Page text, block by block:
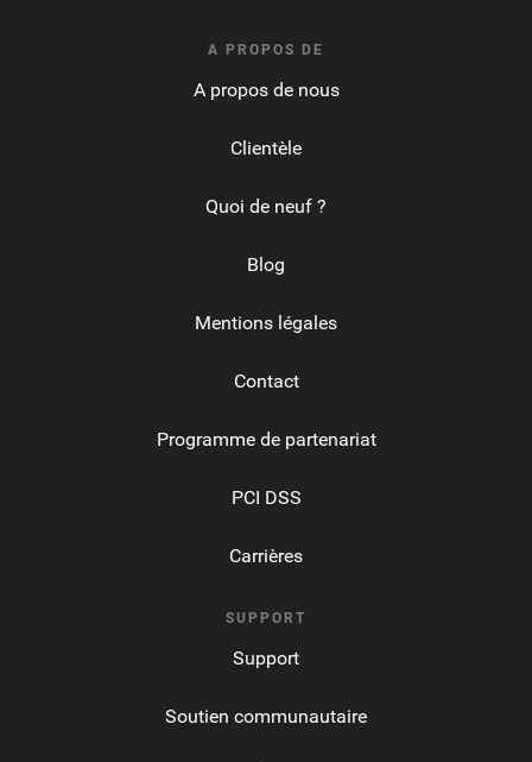
A PROPOS DE
A propos de nous
Clientèle
Quoi de neuf ?
Blog
Mentions légales
Contact
Programme de partenariat
PCI DSS
Carrières
SUPPORT
Support
Soutien communautaire